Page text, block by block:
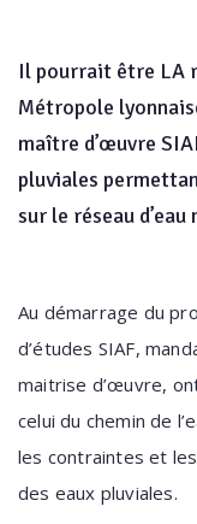
Il pourrait être LA
Métropole
maître d’œuvre
pluviales
sur le réseau
Au démarrage du
d’études SIAF,
maitrise d’œuvre,
celui du chemin de
les contraintes et
des eaux pluviales.